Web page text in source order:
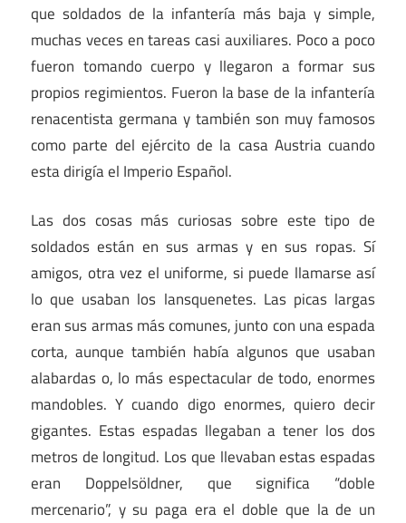
que soldados de la infantería más baja y simple,
muchas veces en tareas casi auxiliares. Poco a poco
fueron tomando cuerpo y llegaron a formar sus
propios regimientos. Fueron la base de la infantería
renacentista germana y también son muy famosos
como parte del ejército de la casa Austria cuando
esta dirigía el Imperio Español.
Las dos cosas más curiosas sobre este tipo de
soldados están en sus armas y en sus ropas. Sí
amigos, otra vez el uniforme, si puede llamarse así
lo que usaban los lansquenetes. Las picas largas
eran sus armas más comunes, junto con una espada
corta, aunque también había algunos que usaban
alabardas o, lo más espectacular de todo, enormes
mandobles. Y cuando digo enormes, quiero decir
gigantes. Estas espadas llegaban a tener los dos
metros de longitud. Los que llevaban estas espadas
eran Doppelsöldner, que significa “doble
mercenario”, y su paga era el doble que la de un